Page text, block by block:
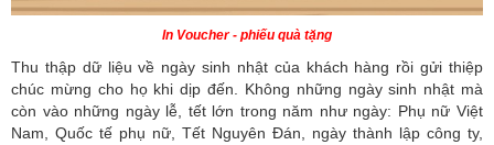
In Voucher - phiếu quà tặng
Thu thập dữ liệu về ngày sinh nhật của khách hàng rồi gửi thiệp
chúc mừng cho họ khi dịp đến. Không những ngày sinh nhật mà
còn vào những ngày lễ, tết lớn trong năm như ngày: Phụ nữ Việt
Nam, Quốc tế phụ nữ, Tết Nguyên Đán, ngày thành lập công ty,